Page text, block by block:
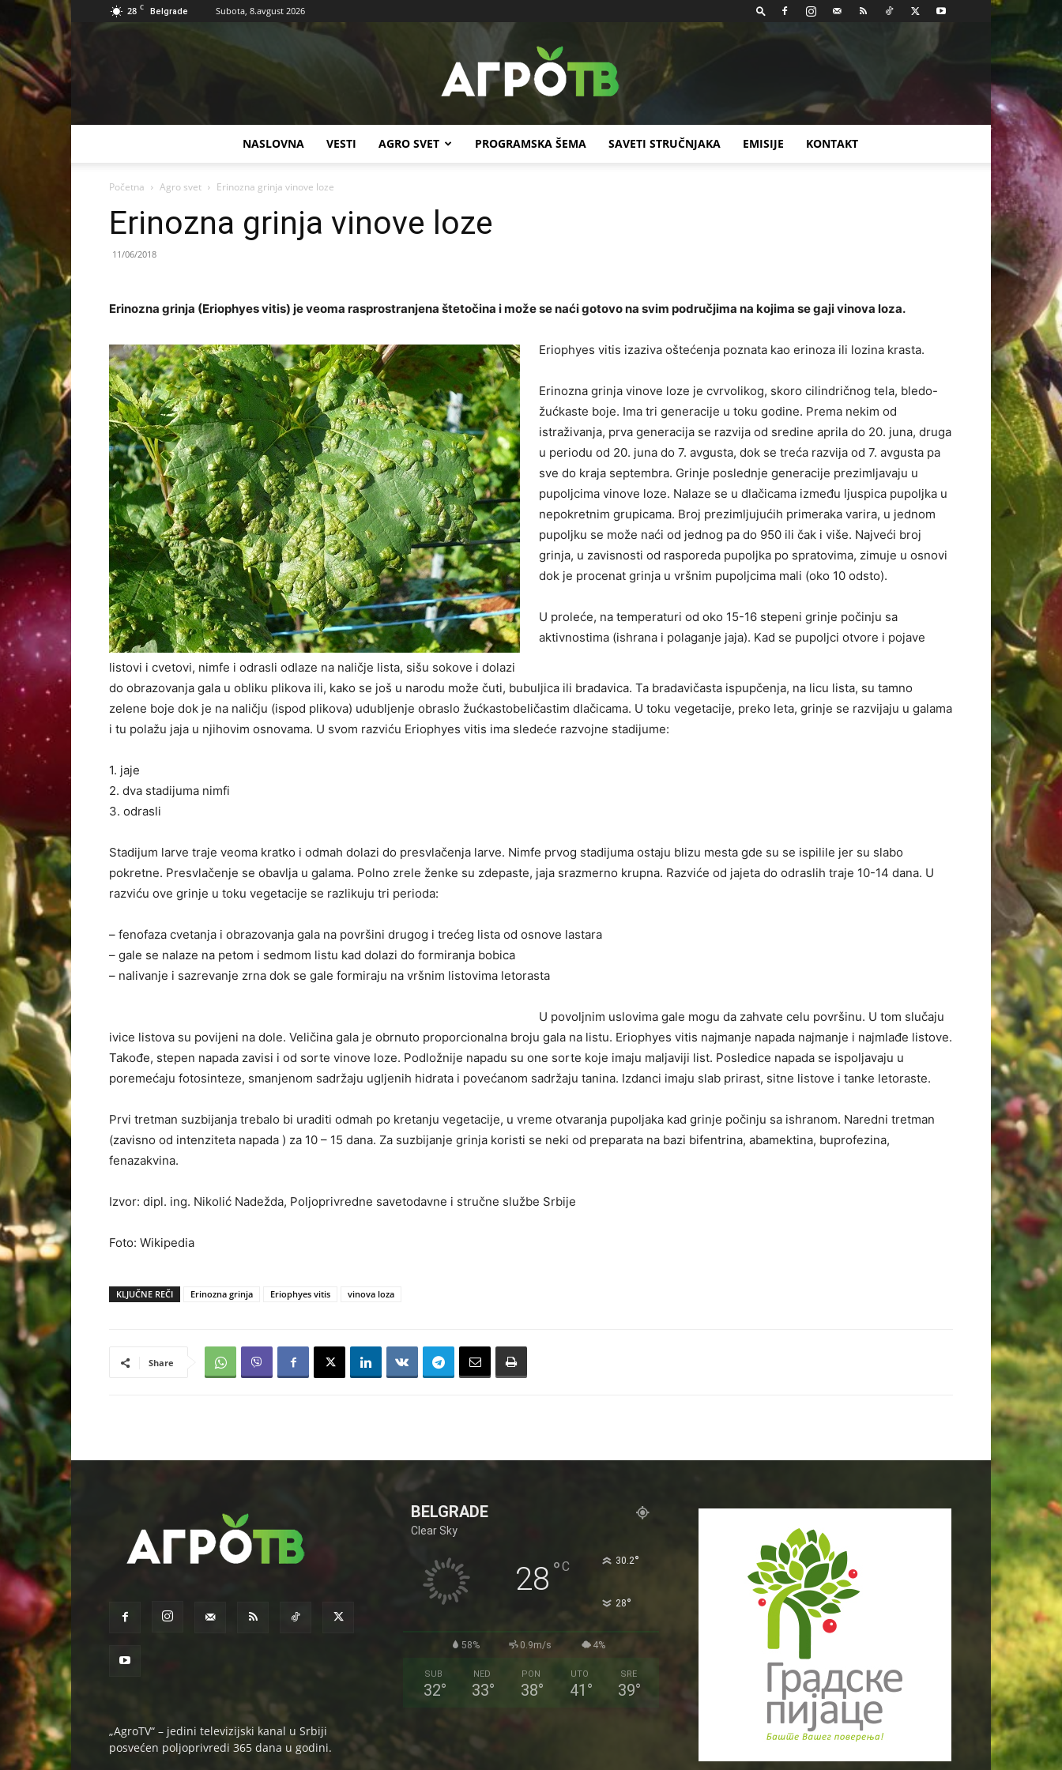
28 C Belgrade Subota, 8.avgust 2026
NASLOVNA VESTI AGRO SVET PROGRAMSKA ŠEMA SAVETI STRUČNJAKA EMISIJE KONTAKT
Početna Agro svet Erinozna grinja vinove loze
Erinozna grinja vinove loze
11/06/2018
Erinozna grinja (Eriophyes vitis) je veoma rasprostranjena štetočina i može se naći gotovo na svim područjima na kojima se gaji vinova loza.
Eriophyes vitis izaziva oštećenja poznata kao erinoza ili lozina krasta.
Erinozna grinja vinove loze je cvrvolikog, skoro cilindričnog tela, bledo-
žućkaste boje. Ima tri generacije u toku godine. Prema nekim od
istraživanja, prva generacija se razvija od sredine aprila do 20. juna, druga
u periodu od 20. juna do 7. avgusta, dok se treća razvija od 7. avgusta pa
sve do kraja septembra. Grinje poslednje generacije prezimljavaju u
pupoljcima vinove loze. Nalaze se u dlačicama između ljuspica pupoljka u
nepokretnim grupicama. Broj prezimljujućih primeraka varira, u jednom
pupoljku se može naći od jednog pa do 950 ili čak i više. Najveći broj
grinja, u zavisnosti od rasporeda pupoljka po spratovima, zimuje u osnovi
dok je procenat grinja u vršnim pupoljcima mali (oko 10 odsto).
U proleće, na temperaturi od oko 15-16 stepeni grinje počinju sa
aktivnostima (ishrana i polaganje jaja). Kad se pupoljci otvore i pojave
listovi i cvetovi, nimfe i odrasli odlaze na naličje lista, sišu sokove i dolazi
do obrazovanja gala u obliku plikova ili, kako se još u narodu može čuti, bubuljica ili bradavica. Ta bradavičasta ispupčenja, na licu lista, su tamno
zelene boje dok je na naličju (ispod plikova) udubljenje obraslo žućkastobeličastim dlačicama. U toku vegetacije, preko leta, grinje se razvijaju u galama
i tu polažu jaja u njihovim osnovama. U svom razviću Eriophyes vitis ima sledeće razvojne stadijume:
1. jaje
2. dva stadijuma nimfi
3. odrasli
Stadijum larve traje veoma kratko i odmah dolazi do presvlačenja larve. Nimfe prvog stadijuma ostaju blizu mesta gde su se ispilile jer su slabo
pokretne. Presvlačenje se obavlja u galama. Polno zrele ženke su zdepaste, jaja srazmerno krupna. Razviće od jajeta do odraslih traje 10-14 dana. U
razviću ove grinje u toku vegetacije se razlikuju tri perioda:
– fenofaza cvetanja i obrazovanja gala na površini drugog i trećeg lista od osnove lastara
– gale se nalaze na petom i sedmom listu kad dolazi do formiranja bobica
– nalivanje i sazrevanje zrna dok se gale formiraju na vršnim listovima letorasta
U povoljnim uslovima gale mogu da zahvate celu površinu. U tom slučaju
ivice listova su povijeni na dole. Veličina gala je obrnuto proporcionalna broju gala na listu. Eriophyes vitis najmanje napada najmanje i najmlađe listove.
Takođe, stepen napada zavisi i od sorte vinove loze. Podložnije napadu su one sorte koje imaju maljaviji list. Posledice napada se ispoljavaju u
poremećaju fotosinteze, smanjenom sadržaju ugljenih hidrata i povećanom sadržaju tanina. Izdanci imaju slab prirast, sitne listove i tanke letoraste.
Prvi tretman suzbijanja trebalo bi uraditi odmah po kretanju vegetacije, u vreme otvaranja pupoljaka kad grinje počinju sa ishranom. Naredni tretman
(zavisno od intenziteta napada ) za 10 – 15 dana. Za suzbijanje grinja koristi se neki od preparata na bazi bifentrina, abamektina, buprofezina,
fenazakvina.
Izvor: dipl. ing. Nikolić Nadežda, Poljoprivredne savetodavne i stručne službe Srbije
Foto: Wikipedia
KLJUČNE REČI Erinozna grinja Eriophyes vitis vinova loza
Share
„AgroTV“ – jedini televizijski kanal u Srbiji
posvećen poljoprivredi 365 dana u godini.
BELGRADE
Clear Sky
28 °C 30.2°
28°
58% 0.9m/s 4%
SUB
32°
NED
33°
PON
38°
UTO
41 °
SRE
39°